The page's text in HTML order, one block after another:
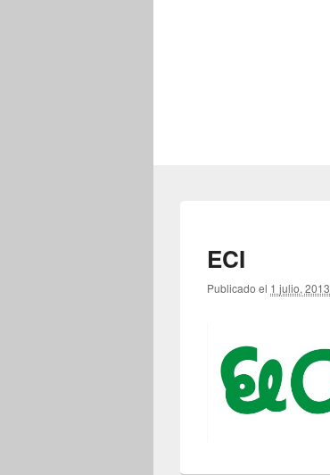
ECI
Publicado el 1 julio, 2013